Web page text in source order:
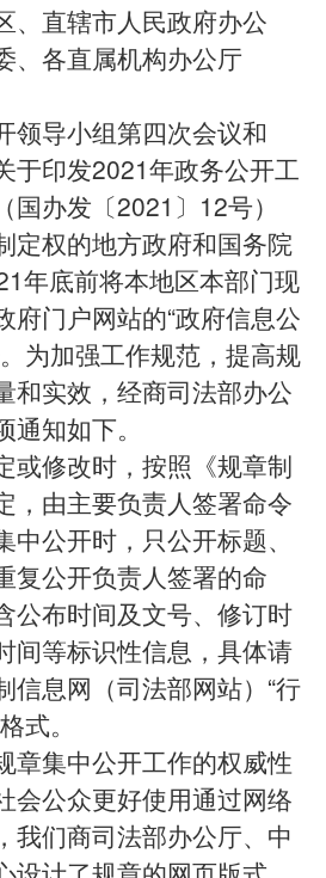
、直辖市人民政府办公
、各直属机构办公厅
领导小组第四次会议和
于印发2021年政务公开工
国办发〔2021〕12号）
定权的地方政府和国务院
年底前将本地区本部门现
府门户网站的“政府信息公
为加强工作规范，提高规
和实效，经商司法部办公
知如下。
或修改时，按照《规章制
，由主要负责人签署命令
公开时，只公开标题、
复公开负责人签署的命
公布时间及文号、修订时
间等标识性信息，具体请
信息网（司法部网站）“行
式。
章集中公开工作的权威性
会公众更好使用通过网络
我们商司法部办公厅、中